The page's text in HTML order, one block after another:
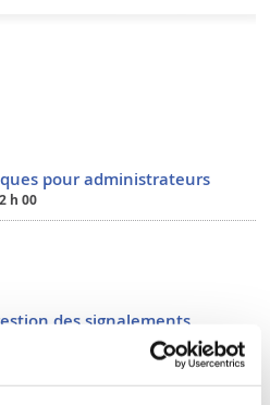
pour administrateurs
h 00
des signalements